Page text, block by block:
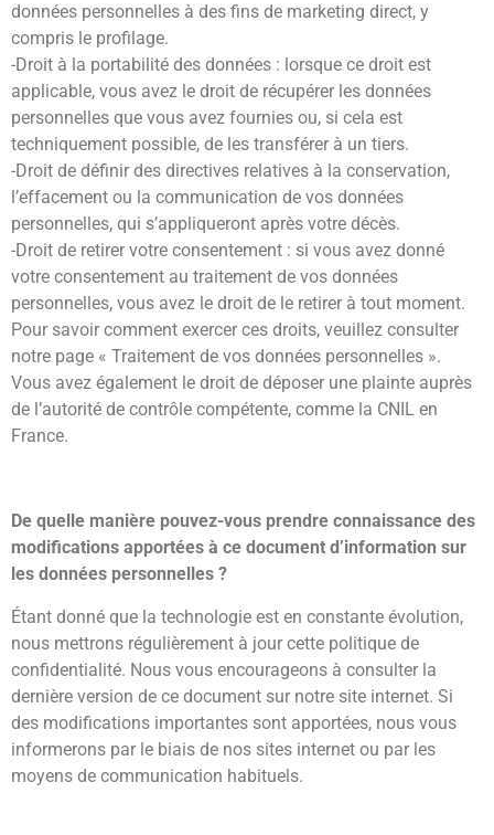
données personnelles à des fins de marketing direct, y
compris le profilage.
-Droit à la portabilité des données : lorsque ce droit est
applicable, vous avez le droit de récupérer les données
personnelles que vous avez fournies ou, si cela est
techniquement possible, de les transférer à un tiers.
-Droit de définir des directives relatives à la conservation,
l’effacement ou la communication de vos données
personnelles, qui s’appliqueront après votre décès.
-Droit de retirer votre consentement : si vous avez donné
votre consentement au traitement de vos données
personnelles, vous avez le droit de le retirer à tout moment.
Pour savoir comment exercer ces droits, veuillez consulter
notre page « Traitement de vos données personnelles ».
Vous avez également le droit de déposer une plainte auprès
de l’autorité de contrôle compétente, comme la CNIL en
France.
De quelle manière pouvez-vous prendre connaissance des
modifications apportées à ce document d’information sur
les données personnelles ?
Étant donné que la technologie est en constante évolution,
nous mettrons régulièrement à jour cette politique de
confidentialité. Nous vous encourageons à consulter la
dernière version de ce document sur notre site internet. Si
des modifications importantes sont apportées, nous vous
informerons par le biais de nos sites internet ou par les
moyens de communication habituels.